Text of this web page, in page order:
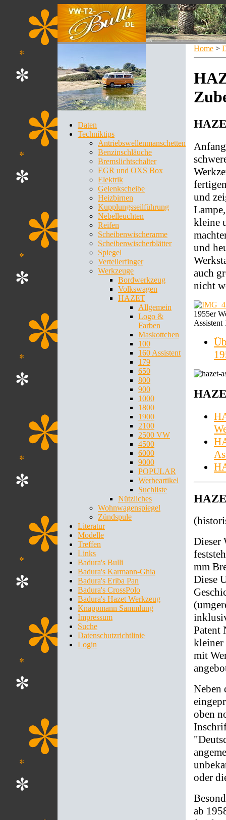
Daten
Techniktips
Antriebswellenmanschetten
Benzinschläuche
Bremslichtschalter
EGR und OXS Box
Elektrik
Gelenkscheibe
Heizbirnen
Kupplungsseilführung
Nebelleuchten
Reifen
Scheibenwischerarme
Scheibenwischerblätter
Spiegel
Verteilerfinger
Werkzeuge
Bordwerkzeug
Volkswagen
HAZET
Allgemein
Logo &
Farben
Maskottchen
100
160 Assistent
179
650
800
900
1000
1800
1900
2100
2500 VW
4500
6000
9000
POPULAR
Werbeartikel
Suchliste
Nützliches
Wohnwagenspiegel
Zündspule
Literatur
Modelle
Treffen
Links
Badura's Bulli
Badura's Karmann-Ghia
Badura's Eriba Pan
Badura's CrossPolo
Badura's Hazet Werkzeug
Knappmann Sammlung
Impressum
Suche
Datenschutzrichtlinie
Login
Home >
und
kleine
und
auch
nicht
1955er
Assistent
Dieser
mm
Diese
Patent
kleiner
mit
Neben
oben
oder
ab